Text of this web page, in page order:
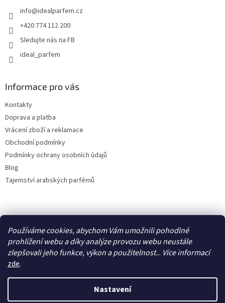
Používáme cookies, abychom Vám umožnili pohodlné
prohlížení webu a díky analýze provozu webu neustále
zlepšovali jeho funkce, výkon a použitelnost... Víceinformací
zde.
Nastavení
info@idealparfem.cz
+420 774 112 200
Sledujte nás na FB
ideal_parfem
Informace pro vás
Kontakty
Doprava a platba
Vrácení zboží a reklamace
Obchodní podmínky
Podmínky ochrany osobních údajů
Blog
Tajemství arabských parfémů